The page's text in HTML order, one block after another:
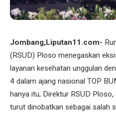
Jombang,Liputan11.com-
(RSUD) Ploso menegaskan
layanan kesehatan unggulan
4 dalam ajang nasional TOP
hanya itu, Direktur RSUD
turut dinobatkan sebagai salah